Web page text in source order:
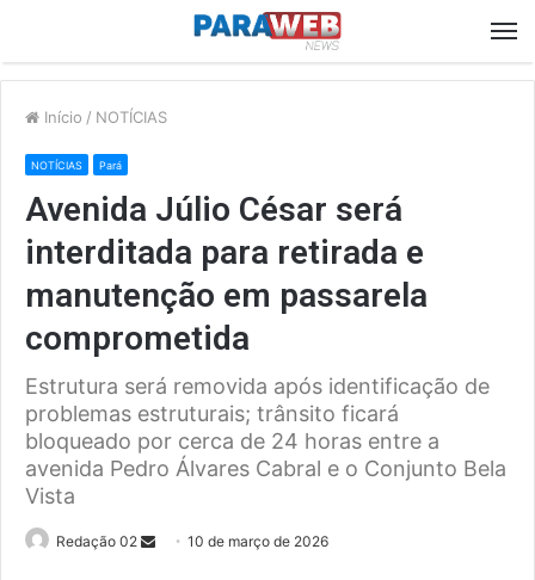
Início / NOTÍCIAS
NOTÍCIAS Pará
Avenida Júlio César será
interditada para retirada e
manutenção em passarela
comprometida
Estrutura será removida após identificação de
problemas estruturais; trânsito ficará
bloqueado por cerca de 24 horas entre a
avenida Pedro Álvares Cabral e o Conjunto Bela
Vista
Redação 02
Send10 de março de 2026